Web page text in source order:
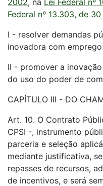
2002, na Lei Federal nº
Federal nº 13.303, de
I - resolver demandas
inovadora com
II - promover a
do uso do poder de
CAPÍTULO III - DO
Art. 10. O Contrato
CPSI -, instrumento
parceria e seleção
mediante justificativa,
repasses de recursos,
de incentivos, e será